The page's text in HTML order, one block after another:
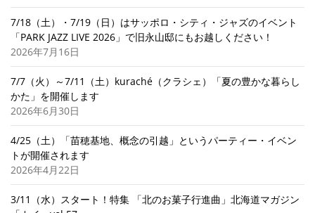
7/18（土）・7/19（日）はサッポロ・シティ・ジャズのイベント
「PARK JAZZ LIVE 2026」で旧永山邸にもお越しください！
2026年7月16日
7/7（火）～7/11（土）kuraché（クラシェ）「夏の豊かな暮らし
かた」を開催します
2026年6月30日
4/25（土）「苗穂基地、概念の引越」というパーティー・イベン
トが開催されます
2026年4月22日
3/11（水）スタート！特集 「北のお菓子行進曲」北海道マガジン